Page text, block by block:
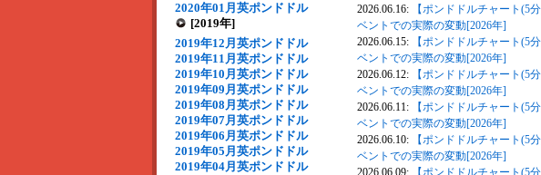
2020年01月英ポンドドル
[2019年]
2019年12月英ポンドドル
2019年11月英ポンドドル
2019年10月英ポンドドル
2019年09月英ポンドドル
2019年08月英ポンドドル
2019年07月英ポンドドル
2019年06月英ポンドドル
2019年05月英ポンドドル
2019年04月英ポンドドル
2026.06.16:
【ポンドドルチャート(5
ベントでの実際の変動[2026年]
2026.06.15:
【ポンドドルチャート(5
ベントでの実際の変動[2026年]
2026.06.12:
【ポンドドルチャート(5
ベントでの実際の変動[2026年]
2026.06.11:
【ポンドドルチャート(5
ベントでの実際の変動[2026年]
2026.06.10:
【ポンドドルチャート(5
ベントでの実際の変動[2026年]
2026.06.09:
【ポンドドルチャート(5